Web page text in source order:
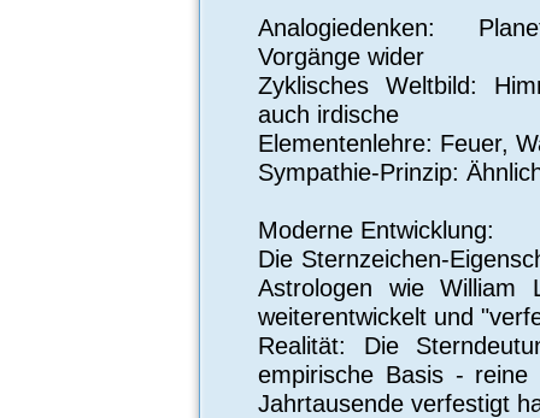
Analogiedenken:
Vorgänge wider
Zyklisches Weltbild:
auch irdische
Elementenlehre: Feuer,
Sympathie-Prinzip:
Moderne Entwicklung:
Die Sternzeichen-
Astrologen wie William
weiterentwickelt und
Realität: Die
empirische Basis -
Jahrtausende verfestigt